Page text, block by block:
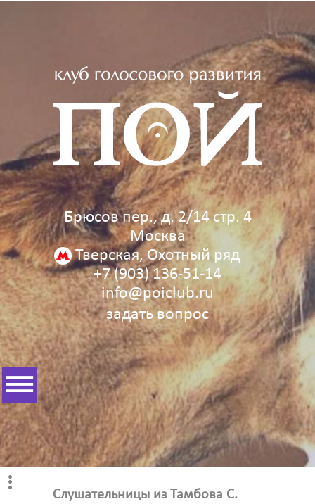
Брюсов пер., д. 2/14 стр. 4
Москва
Тверская, Охотный ряд
+7 (903) 136‑51‑14
info@poiclub.ru
задать вопрос
Слушательницы из Тамбова С.